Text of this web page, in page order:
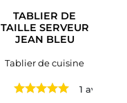
TABLIER DE
TAILLE SERVEUR
JEAN BLEU
Tablier de cuisine
1 avis